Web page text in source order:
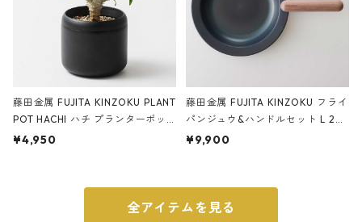
藤田金属 FUJITA KINZOKU PLANT
POT HACHI ハチ プランターポッ
ト 3号 ブラック
¥4,950
藤田金属 FUJITA KINZOKU フライ
パンジュウ&ハンドルセット L 24c
m ガス火・IH対応 鉄フライパン
¥9,900
全アイテムを見る